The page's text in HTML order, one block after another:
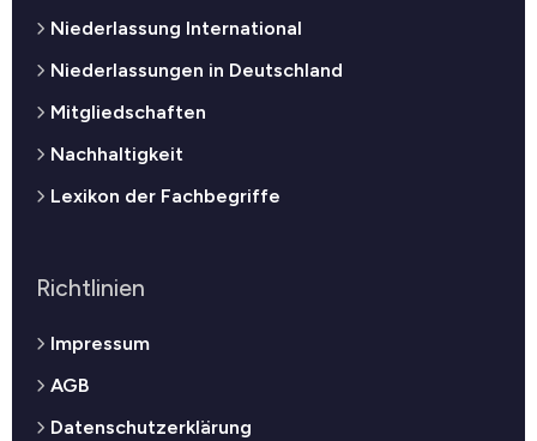
Niederlassung International
Niederlassungen in Deutschland
Mitgliedschaften
Nachhaltigkeit
Lexikon der Fachbegriffe
Richtlinien
Impressum
AGB
Datenschutzerklärung